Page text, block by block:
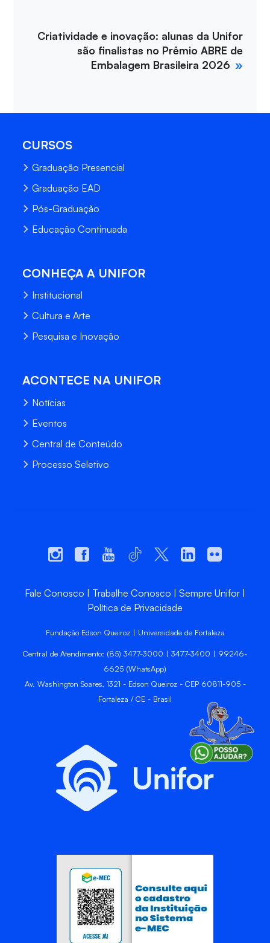
Criatividade e inovação: alunas da Unifor
são finalistas no Prêmio ABRE de
Embalagem Brasileira 2026
CURSOS
Graduação Presencial
Graduação EAD
Pós-Graduação
Educação Continuada
CONHEÇA A UNIFOR
Institucional
Cultura e Arte
Pesquisa e Inovação
ACONTECE NA UNIFOR
Notícias
Eventos
Central de Conteúdo
Processo Seletivo
Fale Conosco Trabalhe Conosco
Sempre Unifor
Política de Privacidade
Fundação Edson Queiroz | Universidade de Fortaleza
Central de Atendimento: (85) 3477-3000 | 3477-3400 | 99246-
6625 (WhatsApp)
Av. Washington Soares, 1321 - Edson Queiroz - CEP 60811-905 -
Fortaleza / CE - Brasil